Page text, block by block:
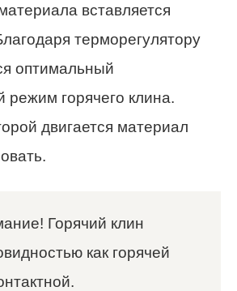
вставляется
терморегулятору
оптимальный
режим горячего клина.
двигается материал
Горячий клин
как горячей